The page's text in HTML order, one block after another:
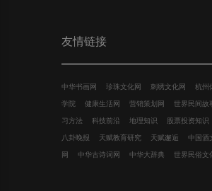
友情链接
中华书画网 珍珠文化网 刺绣文化网 杭州
学院 健康生活网 营销策划网 世界民间故
习方法 科技前沿 地理知识 股票投资知识
八卦晚报 天赋教育研究 天赋邂逅 中国酒
网 中华古诗词网 中华大辞典 世界民俗文